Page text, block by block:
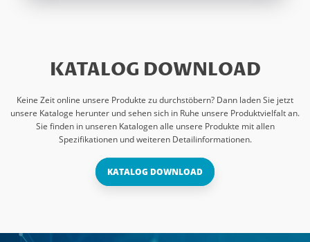
KATALOG DOWNLOAD
Keine Zeit online unsere Produkte zu durchstöbern? Dann laden Sie jetzt
unsere Kataloge herunter und sehen sich in Ruhe unsere Produktvielfalt an.
Sie finden in unseren Katalogen alle unsere Produkte mit allen
Spezifikationen und weiteren Detailinformationen.
KATALOG DOWNLOAD